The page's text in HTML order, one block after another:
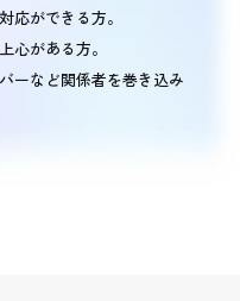
応ができる方。
心がある方。
ーなど関係者を巻き込み